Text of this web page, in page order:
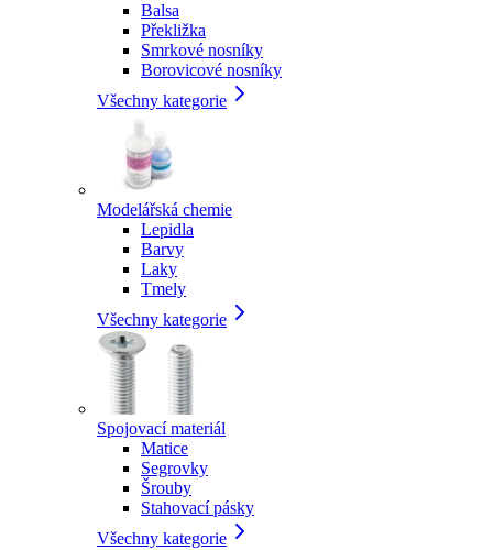
Balsa
Překližka
Smrkové nosníky
Borovicové nosníky
Všechny kategorie
Modelářská chemie
Lepidla
Barvy
Laky
Tmely
Všechny kategorie
Spojovací materiál
Matice
Segrovky
Šrouby
Stahovací pásky
Všechny kategorie